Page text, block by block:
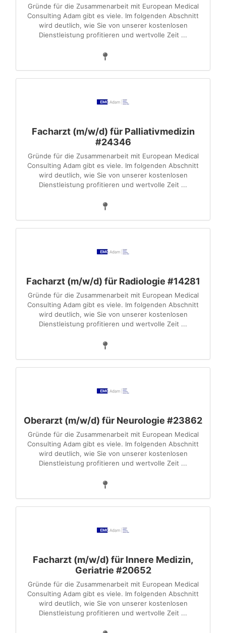
Gründe für die Zusammenarbeit mit European Medical
Consulting Adam gibt es viele. Im folgenden Abschnitt
wird deutlich, wie Sie von unserer kostenlosen
Dienstleistung profitieren und wertvolle Zeit ...
Facharzt (m/w/d) für Palliativmedizin
#24346
Gründe für die Zusammenarbeit mit European Medical
Consulting Adam gibt es viele. Im folgenden Abschnitt
wird deutlich, wie Sie von unserer kostenlosen
Dienstleistung profitieren und wertvolle Zeit ...
Facharzt (m/w/d) für Radiologie #14281
Gründe für die Zusammenarbeit mit European Medical
Consulting Adam gibt es viele. Im folgenden Abschnitt
wird deutlich, wie Sie von unserer kostenlosen
Dienstleistung profitieren und wertvolle Zeit ...
Oberarzt (m/w/d) für Neurologie #23862
Gründe für die Zusammenarbeit mit European Medical
Consulting Adam gibt es viele. Im folgenden Abschnitt
wird deutlich, wie Sie von unserer kostenlosen
Dienstleistung profitieren und wertvolle Zeit ...
Facharzt (m/w/d) für Innere Medizin,
Geriatrie #20652
Gründe für die Zusammenarbeit mit European Medical
Consulting Adam gibt es viele. Im folgenden Abschnitt
wird deutlich, wie Sie von unserer kostenlosen
Dienstleistung profitieren und wertvolle Zeit ...